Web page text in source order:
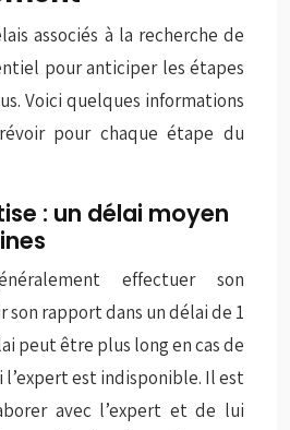
associés à la recherche de
pour anticiper les étapes
Voici quelques informations
pour chaque étape du
: un délai moyen
effectuer son
rapport dans un délai de 1
peut être plus long en cas de
l’expert est indisponible. Il est
avec l’expert et de lui